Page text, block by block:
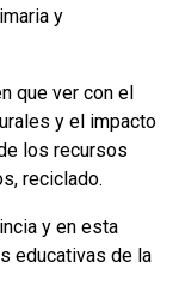
y
que ver con el
y el impacto
los recursos
reciclado.
y en esta
educativas de la